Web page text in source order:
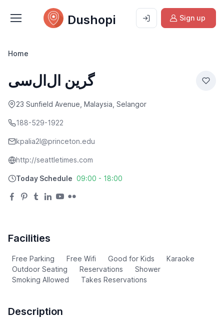
Dushopi Sign up
Home
گرین ال‌ال‌سی
23 Sunfield Avenue, Malaysia, Selangor
188-529-1922
kpalia2l@princeton.edu
http://seattletimes.com
Today Schedule 09:00 - 18:00
Facilities
Free Parking Free Wifi Good for Kids
Karaoke
Outdoor Seating
Reservations
Shower
Smoking Allowed
Takes Reservations
Description